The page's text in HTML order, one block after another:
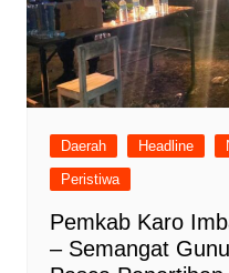
Daerah Headline
Peristiwa
Pemkab Karo
– Semangat